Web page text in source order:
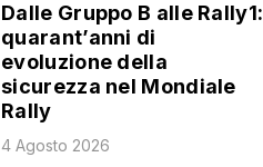
Dalle Gruppo B alle Rally1:
quarant’anni di
evoluzione della
sicurezza nel Mondiale
Rally
4 Agosto 2026